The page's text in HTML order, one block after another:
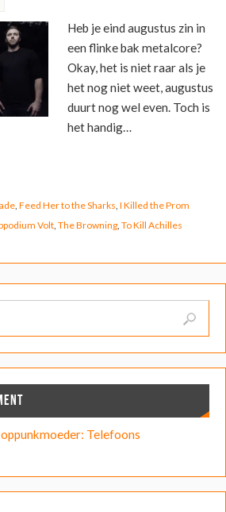
Heb je eind augustus zin in
een flinke bak metalcore?
Okay, het is niet raar als je
het nog niet weet, augustus
duurt nog wel even. Toch is
het handig…
, Feed Her to the Sharks I Killed the Prom
Volt, The Browning, To Kill Achilles
Telefoons